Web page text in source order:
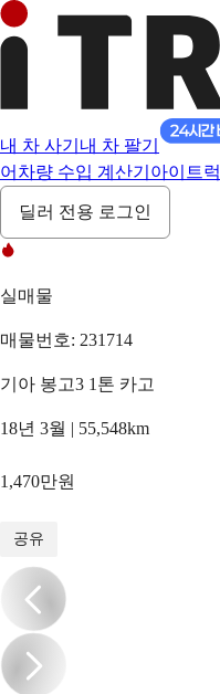
내 차 사기 내 차 팔기
어 차량 수입 계산기 아이트럭
딜러 전용 로그인
실매물
매물번호: 231714
기아 봉고3 1톤 카고
18년 3월 | 55,548km
1,470만원
공유
/20